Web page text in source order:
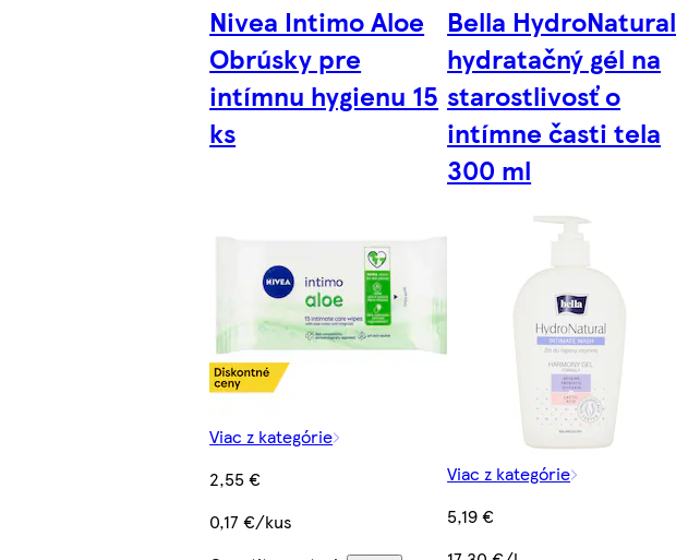
Nivea Intimo Aloe
Obrúsky pre
intímnu hygienu 15
ks
Viac z kategórie
2,55 €
0,17 €/kus
Bella HydroNatural
hydratačný gél na
starostlivosť o
intímne časti tela
300 ml
Viac z kategórie
5,19 €